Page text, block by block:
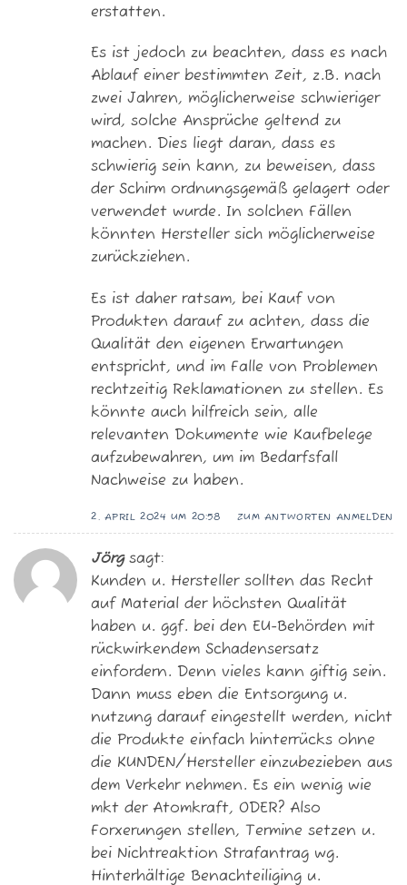
erstatten.
Es ist jedoch zu beachten, dass es nach
Ablauf einer bestimmten Zeit, z.B. nach
zwei Jahren, möglicherweise schwieriger
wird, solche Ansprüche geltend zu
machen. Dies liegt daran, dass es
schwierig sein kann, zu beweisen, dass
der Schirm ordnungsgemäß gelagert oder
verwendet wurde. In solchen Fällen
könnten Hersteller sich möglicherweise
zurückziehen.
Es ist daher ratsam, bei Kauf von
Produkten darauf zu achten, dass die
Qualität den eigenen Erwartungen
entspricht, und im Falle von Problemen
rechtzeitig Reklamationen zu stellen. Es
könnte auch hilfreich sein, alle
relevanten Dokumente wie Kaufbelege
aufzubewahren, um im Bedarfsfall
Nachweise zu haben.
2. APRIL 2024 UM 20:58 ZUM ANTWORTEN ANMELDEN
Jörg sagt:
Kunden u. Hersteller sollten das Recht
auf Material der höchsten Qualität
haben u. ggf. bei den EU-Behörden mit
rückwirkendem Schadensersatz
einfordern. Denn vieles kann giftig sein.
Dann muss eben die Entsorgung u.
nutzung darauf eingestellt werden, nicht
die Produkte einfach hinterrücks ohne
die KUNDEN/Hersteller einzubezieben aus
dem Verkehr nehmen. Es ein wenig wie
mkt der Atomkraft, ODER? Also
Forxerungen stellen, Termine setzen u.
bei Nichtreaktion Strafantrag wg.
Hinterhältige Benachteiliging u.